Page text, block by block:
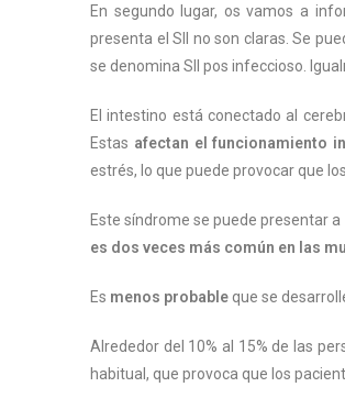
En segundo lugar, os vamos a
presenta el SII no son claras. Se
se denomina SII pos infeccioso.
El intestino está conectado al
Estas afectan el funcionamiento
estrés, lo que puede provocar que
Este síndrome se puede presentar
es dos veces más común en las
Es menos probable que se
Alrededor del 10% al 15% de las
habitual, que provoca que los